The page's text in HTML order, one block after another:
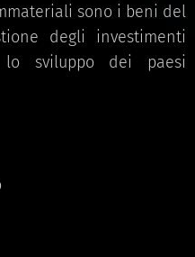
sono i beni del
degli investimenti
lo sviluppo dei paesi